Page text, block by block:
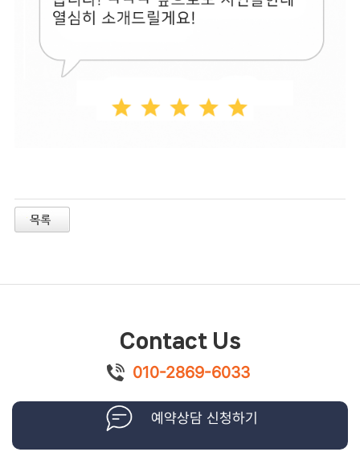
Contact Us
010-2869-6033
예약상담 신청하기